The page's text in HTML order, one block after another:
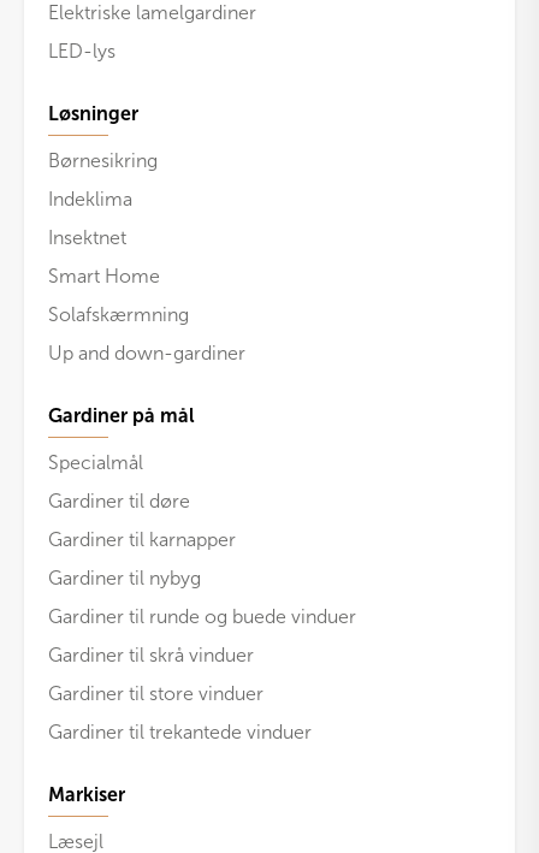
Elektriske lamelgardiner
LED-lys
Løsninger
Børnesikring
Indeklima
Insektnet
Smart Home
Solafskærmning
Up and down-gardiner
Gardiner på mål
Specialmål
Gardiner til døre
Gardiner til karnapper
Gardiner til nybyg
Gardiner til runde og buede vinduer
Gardiner til skrå vinduer
Gardiner til store vinduer
Gardiner til trekantede vinduer
Markiser
Læsejl